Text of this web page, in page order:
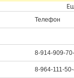
Телефон
8-914-909-
8-964-111-